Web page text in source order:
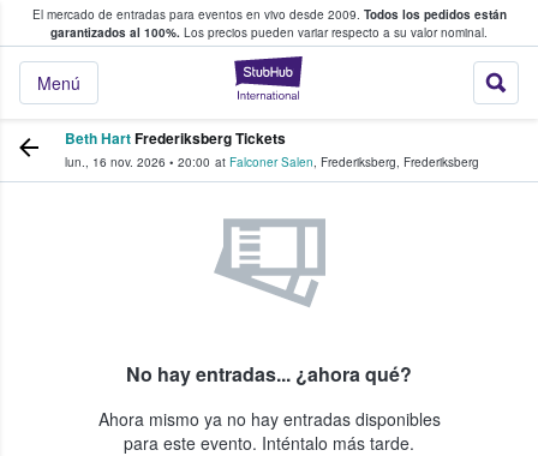
El mercado de entradas para eventos en vivo desde 2009. Todos los pedidos están
garantizados al 100%. Los precios pueden variar respecto a su valor nominal.
StubHub:
Menú
y venta de entradas entre fans
Beth HartFrederiksberg Tickets
lun., 16 nov. 2026 • 20:00 at Falconer Salen, Frederiksberg, Frederiksberg
No hay entradas... ¿ahora qué?
Ahora mismo ya no hay entradas disponibles
para este evento. Inténtalo más tarde.